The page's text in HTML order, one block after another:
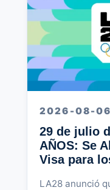
2026-08-06
29 de julio
AÑOS: Se
Visa para
LA28 anunció